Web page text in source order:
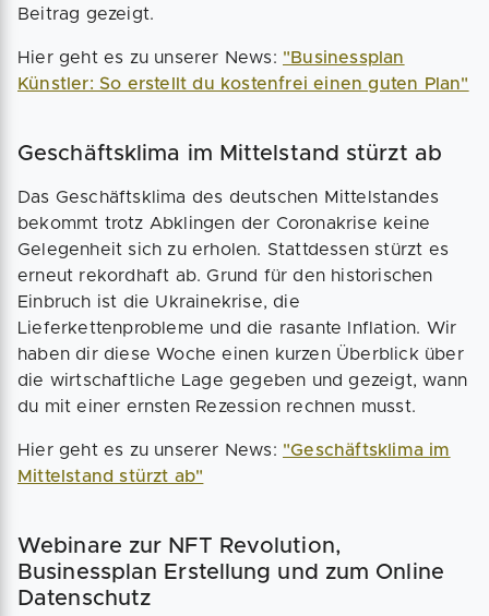
Beitrag gezeigt.
Hier geht es zu unserer News: "Businessplan
Künstler: So erstellt du kostenfrei einen guten Plan"
Geschäftsklima im Mittelstand stürzt ab
Das Geschäftsklima des deutschen Mittelstandes
bekommt trotz Abklingen der Coronakrise keine
Gelegenheit sich zu erholen. Stattdessen stürzt es
erneut rekordhaft ab. Grund für den historischen
Einbruch ist die Ukrainekrise, die
Lieferkettenprobleme und die rasante Inflation. Wir
haben dir diese Woche einen kurzen Überblick über
die wirtschaftliche Lage gegeben und gezeigt, wann
du mit einer ernsten Rezession rechnen musst.
Hier geht es zu unserer News: "Geschäftsklima im
Mittelstand stürzt ab"
Webinare zur NFT Revolution,
Businessplan Erstellung und zum Online
Datenschutz